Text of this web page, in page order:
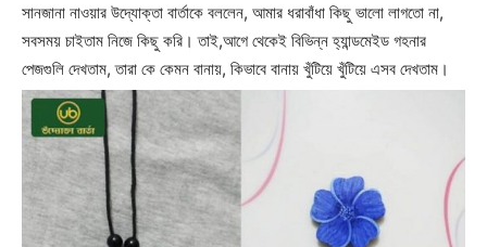
সানজানা নাওয়ার উদ্যোক্তা বার্তাকে বললেন, আমার ধরাবাঁধা কিছু ভালো লাগতো না,
সবসময় চাইতাম নিজে কিছু করি। তাই,আগে থেকেই বিভিন্ন হ্যান্ডমেইড গহনার
পেজগুলি দেখতাম, তারা কে কেমন বানায়, কিভাবে বানায় খুঁটিয়ে খুঁটিয়ে এসব দেখতাম।